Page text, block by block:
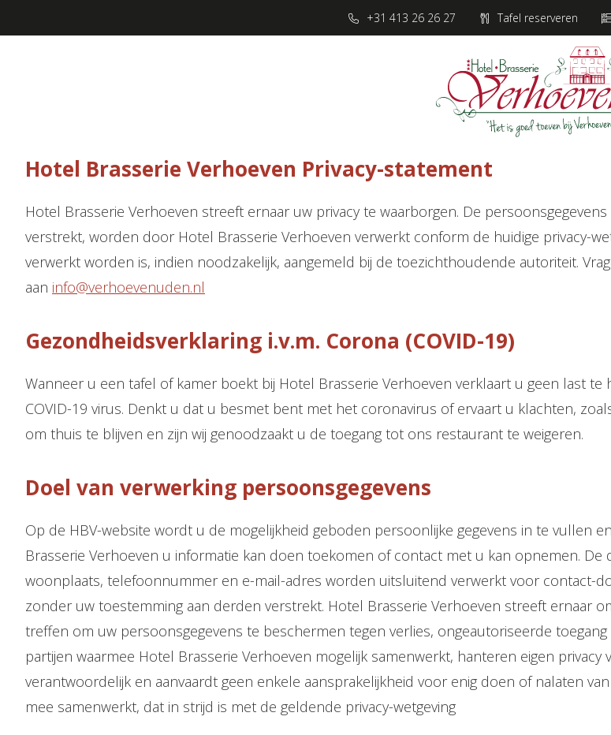
+31 413 26 26 27 Tafel reserveren
Hotel Brasserie Verhoeven Privacy-statement
Hotel Brasserie Verhoeven streeft ernaar uw privacy te waarborgen. De
verstrekt, worden door Hotel Brasserie Verhoeven verwerkt conform de huidige privacy-
verwerkt worden is, indien noodzakelijk, aangemeld bij de toezichthoudende autoriteit.
aan info@verhoevenuden.nl
Gezondheidsverklaring i.v.m. Corona (COVID-19)
Wanneer u een tafel of kamer boekt bij Hotel Brasserie Verhoeven verklaart u geen last
COVID-19 virus. Denkt u dat u besmet bent met het coronavirus of ervaart u klachten,
om thuis te blijven en zijn wij genoodzaakt u de toegang tot ons restaurant te weigeren.
Doel van verwerking persoonsgegevens
Op de HBV-website wordt u de mogelijkheid geboden persoonlijke gegevens in te vullen
Brasserie Verhoeven u informatie kan doen toekomen of contact met u kan opnemen.
woonplaats, telefoonnummer en e-mail-adres worden uitsluitend verwerkt voor contact-
zonder uw toestemming aan derden verstrekt. Hotel Brasserie Verhoeven streeft ernaar
treffen om uw persoonsgegevens te beschermen tegen verlies, ongeautoriseerde
partijen waarmee Hotel Brasserie Verhoeven mogelijk samenwerkt, hanteren eigen
verantwoordelijk en aanvaardt geen enkele aansprakelijkheid voor enig doen of nalaten
mee samenwerkt, dat in strijd is met de geldende privacy-wetgeving